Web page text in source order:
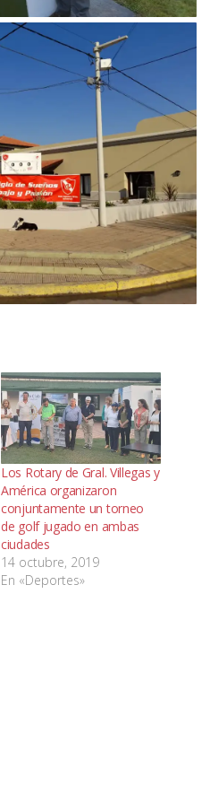
Los Rotary de Gral. Villegas y
América organizaron
conjuntamente un torneo
de golf jugado en ambas
ciudades
14 octubre, 2019
En «Deportes»